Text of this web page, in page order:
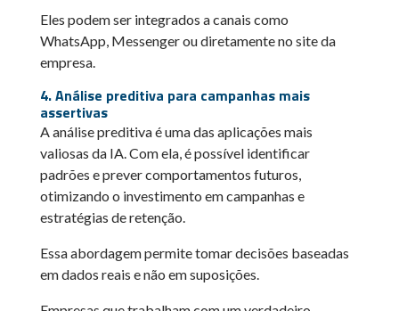
Eles podem ser integrados a canais como
WhatsApp, Messenger ou diretamente no site da
empresa.
4. Análise preditiva para campanhas mais
assertivas
A análise preditiva é uma das aplicações mais
valiosas da IA. Com ela, é possível identificar
padrões e prever comportamentos futuros,
otimizando o investimento em campanhas e
estratégias de retenção.
Essa abordagem permite tomar decisões baseadas
em dados reais e não em suposições.